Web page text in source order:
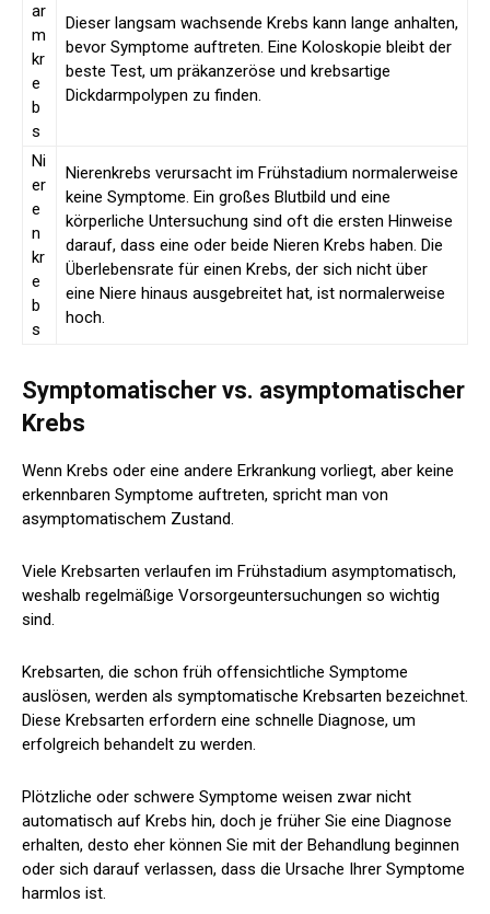
ar
m
kr
e
b
s
Dieser langsam wachsende Krebs kann lange anhalten,
bevor Symptome auftreten. Eine Koloskopie bleibt der
beste Test, um präkanzeröse und krebsartige
Dickdarmpolypen zu finden.
Ni
er
e
n
kr
e
b
s
Nierenkrebs verursacht im Frühstadium normalerweise
keine Symptome. Ein großes Blutbild und eine
körperliche Untersuchung sind oft die ersten Hinweise
darauf, dass eine oder beide Nieren Krebs haben. Die
Überlebensrate für einen Krebs, der sich nicht über
eine Niere hinaus ausgebreitet hat, ist normalerweise
hoch.
Symptomatischer vs. asymptomatischer
Krebs
Wenn Krebs oder eine andere Erkrankung vorliegt, aber keine
erkennbaren Symptome auftreten, spricht man von
asymptomatischem Zustand.
Viele Krebsarten verlaufen im Frühstadium asymptomatisch,
weshalb regelmäßige Vorsorgeuntersuchungen so wichtig
sind.
Krebsarten, die schon früh offensichtliche Symptome
auslösen, werden als symptomatische Krebsarten bezeichnet.
Diese Krebsarten erfordern eine schnelle Diagnose, um
erfolgreich behandelt zu werden.
Plötzliche oder schwere Symptome weisen zwar nicht
automatisch auf Krebs hin, doch je früher Sie eine Diagnose
erhalten, desto eher können Sie mit der Behandlung beginnen
oder sich darauf verlassen, dass die Ursache Ihrer Symptome
harmlos ist.